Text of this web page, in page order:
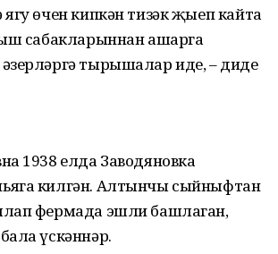
өчен кипкән тизәк җыеп кайта
сабакларыннан ашарга
тырышалар иде, – диде
1938 елда Заводяновка
килгән. Алтынчы сыйныфтан
фермада эшли башлаган,
үскәннәр.